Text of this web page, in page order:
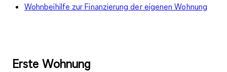
Wohnbeihilfe zur Finanzierung der eigenen Wohnung
Erste Wohnung